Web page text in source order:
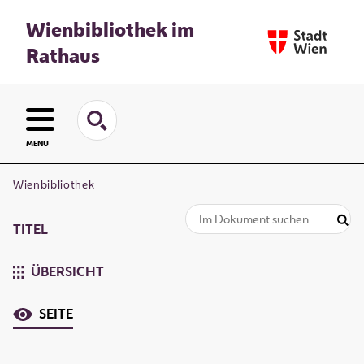
Wienbibliothek im
Rathaus
MENU
Wienbibliothek
TITEL
ÜBERSICHT
SEITE